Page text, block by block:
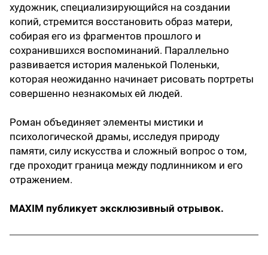
художник, специализирующийся на создании
копий, стремится восстановить образ матери,
собирая его из фрагментов прошлого и
сохранившихся воспоминаний. Параллельно
развивается история маленькой Поленьки,
которая неожиданно начинает рисовать портреты
совершенно незнакомых ей людей.
Роман объединяет элементы мистики и
психологической драмы, исследуя природу
памяти, силу искусства и сложный вопрос о том,
где проходит граница между подлинником и его
отражением.
MAXIM публикует эксклюзивный отрывок.